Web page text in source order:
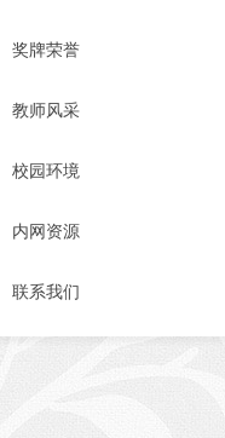
奖牌荣誉
教师风采
校园环境
内网资源
联系我们